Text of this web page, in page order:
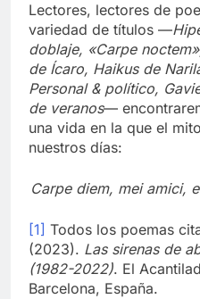
Lectores, lectores de
variedad de títulos —
doblaje, «Carpe
de Ícaro, Haikus de
Personal & político,
de veranos—
una vida en la que el
nuestros días:
Carpe diem, mei amici,
[1] Todos los poemas
(2023). Las sirenas de
(1982-2022). El
Barcelona, España.